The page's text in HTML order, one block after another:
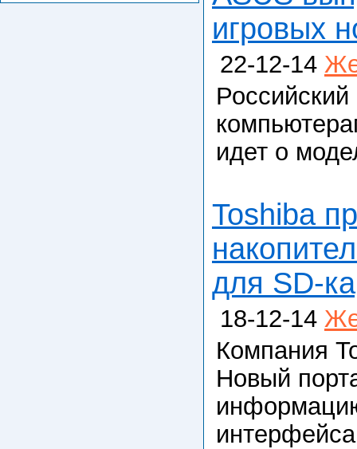
игровых
22-12-14
идет о
Toshiba
для SD-
18-12-14
Компания
Новый